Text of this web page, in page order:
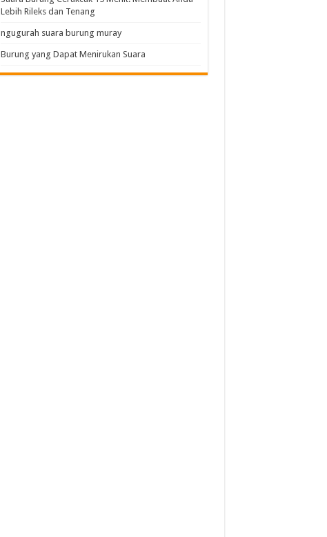
Lebih Rileks dan Tenang
ngugurah suara burung muray
Burung yang Dapat Menirukan Suara